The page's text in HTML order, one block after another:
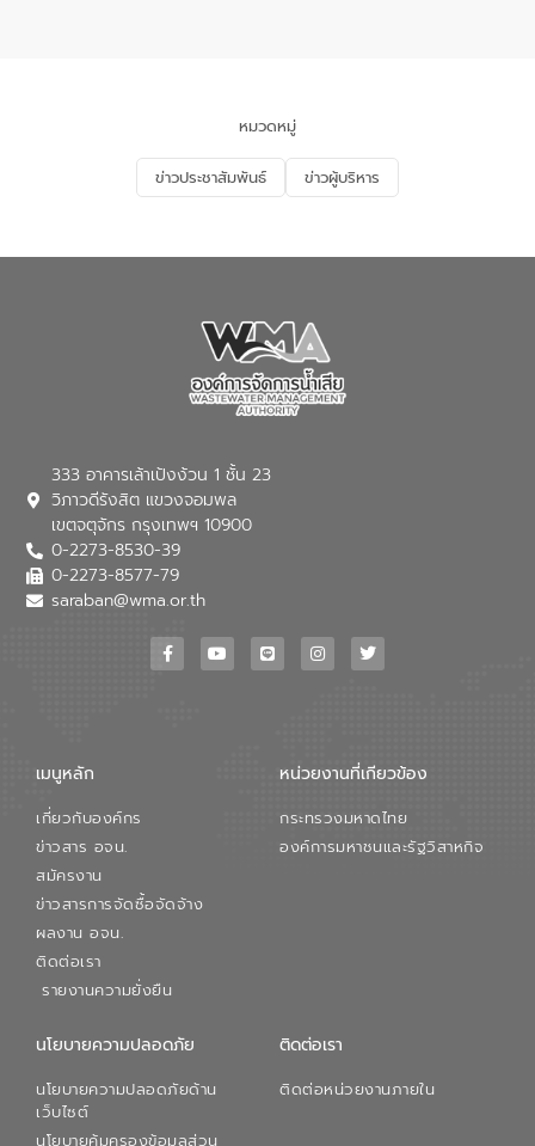
จัดการน้ำเสียและสร้างจิตสำนึกในการ
อนุรักษ์สิ่งแวดล้อม ในหัวข้อ “น้ำเสียชุมชน
และการบำบัดน้ำเสียเบื้องต้น” โดยให้ความรู้
เกี่ยวกับสาเหตุและผลกระทบของน้ำเสีย
ณ เทศบาลตำบลบางเลน จังหวัดนครปฐม
หมวดหมู่
ข่าวประชาสัมพันธ์ ข่าวผู้บริหาร
333 อาคารเล้าเป้งง้วน 1 ชั้น 23
วิภาวดีรังสิต แขวงจอมพล
เขตจตุจักร กรุงเทพฯ 10900
0-2273-8530-39
0-2273-8577-79
saraban@wma.or.th
เมนูหลัก
เกี่ยวกับองค์กร
ข่าวสาร อจน.
สมัครงาน
ข่าวสารการจัดซื้อจัดจ้าง
ผลงาน อจน.
ติดต่อเรา
รายงานความยั่งยืน
หน่วยงานที่เกียวข้อง
กระทรวงมหาดไทย
องค์การมหาชนและรัฐวิสาหกิจ
นโยบายความปลอดภัย
นโยบายความปลอดภัยด้าน
เว็บไซต์
นโยบายคุ้มครองข้อมูลส่วน
ติดต่อเรา
ติดต่อหน่วยงานภายใน